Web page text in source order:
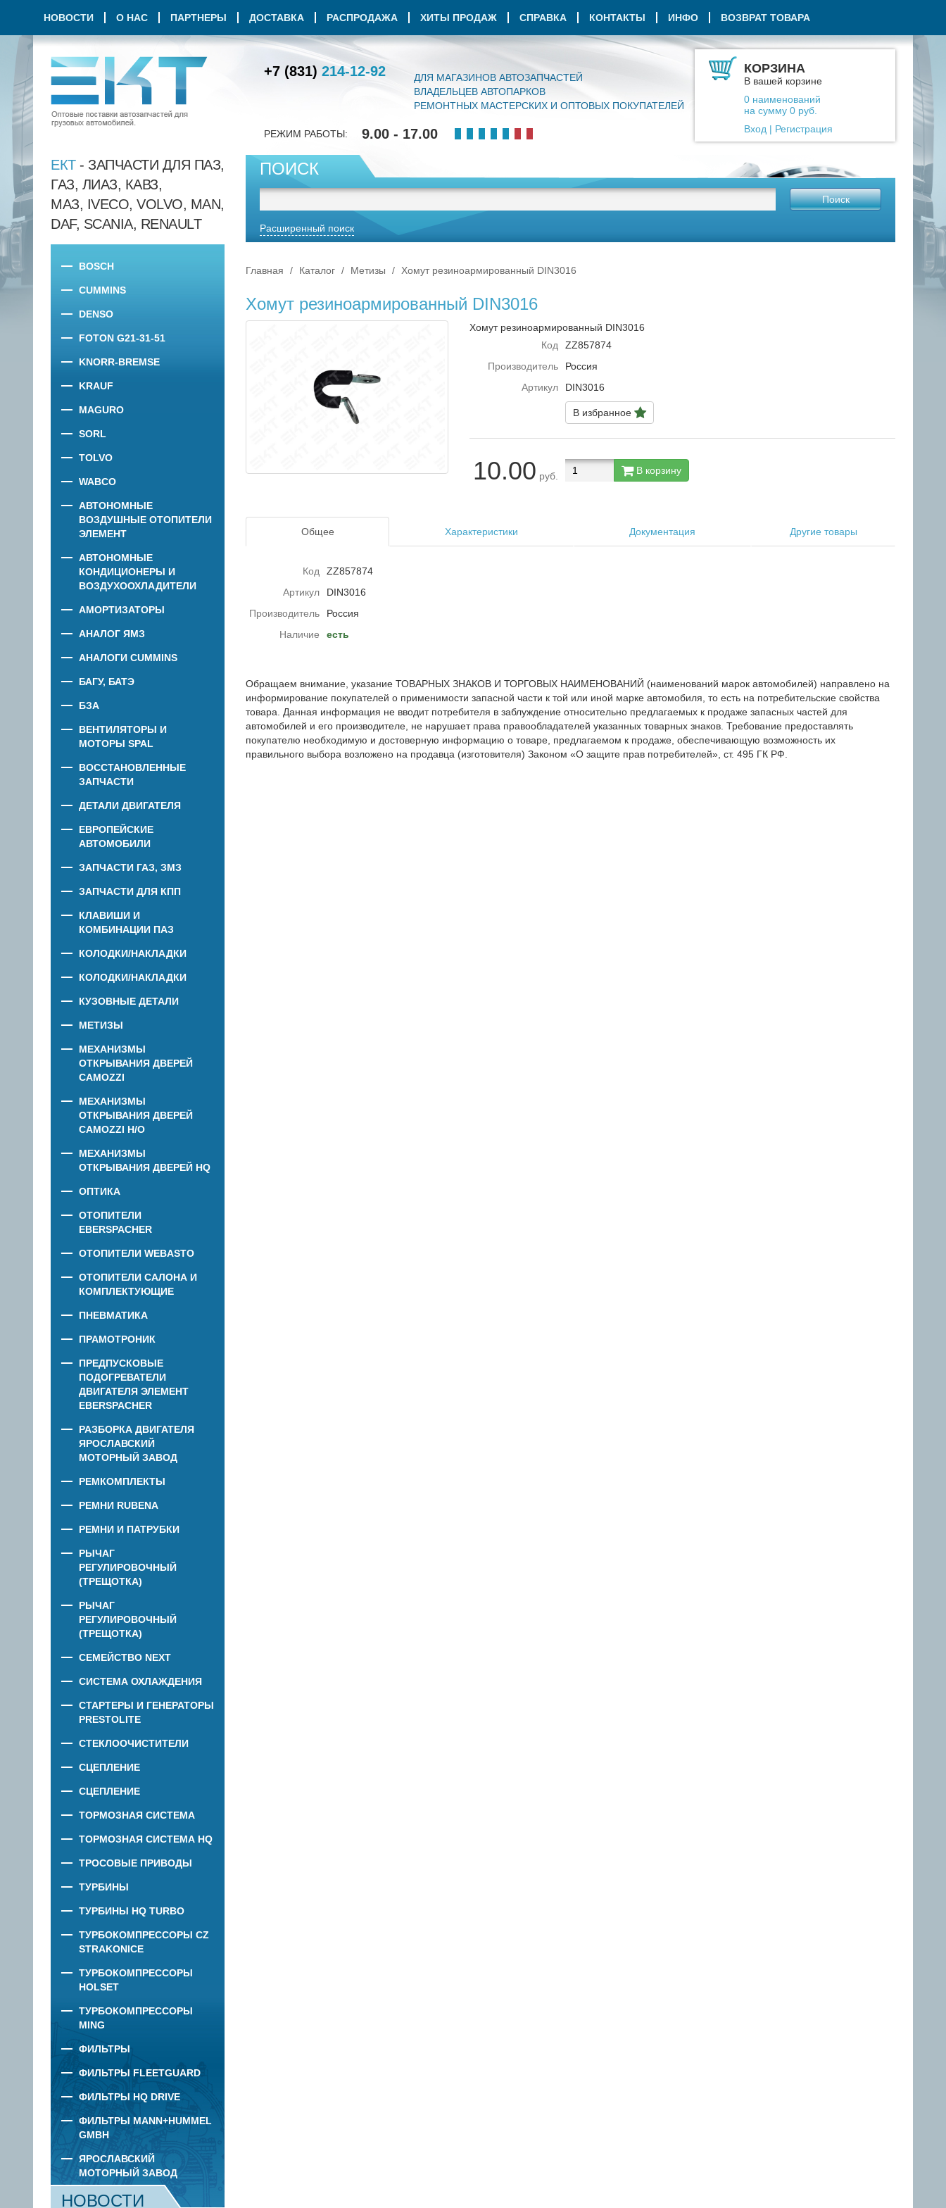
КОРЗИНА
В вашей корзине
0 наименований
на сумму 0 руб.
Вход | Регистрация
НОВОСТИ О НАС ПАРТНЕРЫ ДОСТАВКА РАСПРОДАЖА ХИТЫ ПРОДАЖ СПРАВКА КОНТАКТЫ ИНФО ВОЗВРАТ ТОВАРА
+7 (831) 214-12-92
ДЛЯ МАГАЗИНОВ АВТОЗАПЧАСТЕЙ
ВЛАДЕЛЬЦЕВ АВТОПАРКОВ
РЕМОНТНЫХ МАСТЕРСКИХ И ОПТОВЫХ ПОКУПАТЕЛЕЙ
РЕЖИМ РАБОТЫ:
9.00 - 17.00
ЕКТ- ЗАПЧАСТИ ДЛЯ ПАЗ,
ГАЗ, ЛИАЗ, КАВЗ,
МАЗ, IVECO, VOLVO, MAN,
DAF, SCANIA, RENAULT
BOSCH
CUMMINS
DENSO
FOTON G21-31-51
KNORR-BREMSE
KRAUF
MAGURO
SORL
TOLVO
WABCO
АВТОНОМНЫЕ
ВОЗДУШНЫЕ ОТОПИТЕЛИ
ЭЛЕМЕНТ
АВТОНОМНЫЕ
КОНДИЦИОНЕРЫ И
ВОЗДУХООХЛАДИТЕЛИ
АМОРТИЗАТОРЫ
АНАЛОГ ЯМЗ
АНАЛОГИ CUMMINS
БАГУ, БАТЭ
БЗА
ВЕНТИЛЯТОРЫ И
МОТОРЫ SPAL
ВОССТАНОВЛЕННЫЕ
ЗАПЧАСТИ
ДЕТАЛИ ДВИГАТЕЛЯ
ЕВРОПЕЙСКИЕ
АВТОМОБИЛИ
ЗАПЧАСТИ ГАЗ, ЗМЗ
ЗАПЧАСТИ ДЛЯ КПП
КЛАВИШИ И
КОМБИНАЦИИ ПАЗ
КОЛОДКИ/НАКЛАДКИ
КОЛОДКИ/НАКЛАДКИ
КУЗОВНЫЕ ДЕТАЛИ
МЕТИЗЫ
МЕХАНИЗМЫ
ОТКРЫВАНИЯ ДВЕРЕЙ
CAMOZZI
МЕХАНИЗМЫ
ОТКРЫВАНИЯ ДВЕРЕЙ
CAMOZZI Н/О
МЕХАНИЗМЫ
ОТКРЫВАНИЯ ДВЕРЕЙ HQ
ОПТИКА
ОТОПИТЕЛИ
EBERSPACHER
ОТОПИТЕЛИ WEBASTO
ОТОПИТЕЛИ САЛОНА И
КОМПЛЕКТУЮЩИЕ
ПНЕВМАТИКА
ПРАМОТРОНИК
ПРЕДПУСКОВЫЕ
ПОДОГРЕВАТЕЛИ
ДВИГАТЕЛЯ ЭЛЕМЕНТ
EBERSPACHER
РАЗБОРКА ДВИГАТЕЛЯ
ЯРОСЛАВСКИЙ
МОТОРНЫЙ ЗАВОД
РЕМКОМПЛЕКТЫ
РЕМНИ RUBENA
РЕМНИ И ПАТРУБКИ
РЫЧАГ
РЕГУЛИРОВОЧНЫЙ
(ТРЕЩОТКА)
РЫЧАГ
РЕГУЛИРОВОЧНЫЙ
(ТРЕЩОТКА)
СЕМЕЙСТВО NEXT
СИСТЕМА ОХЛАЖДЕНИЯ
СТАРТЕРЫ И ГЕНЕРАТОРЫ
PRESTOLITE
СТЕКЛООЧИСТИТЕЛИ
СЦЕПЛЕНИЕ
СЦЕПЛЕНИЕ
ТОРМОЗНАЯ СИСТЕМА
ТОРМОЗНАЯ СИСТЕМА HQ
ТРОСОВЫЕ ПРИВОДЫ
ТУРБИНЫ
ТУРБИНЫ HQ TURBO
ТУРБОКОМПРЕССОРЫ CZ
STRAKONICE
ТУРБОКОМПРЕССОРЫ
HOLSET
ТУРБОКОМПРЕССОРЫ
MING
ФИЛЬТРЫ
ФИЛЬТРЫ FLEETGUARD
ФИЛЬТРЫ HQ DRIVE
ФИЛЬТРЫ MANN+HUMMEL
GMBH
ЯРОСЛАВСКИЙ
МОТОРНЫЙ ЗАВОД
НОВОСТИ
ПОИСК
Поиск
Расширенный поиск
Главная Каталог Метизы Хомут резиноармированный DIN3016
Хомут резиноармированный DIN3016
Хомут резиноармированный DIN3016
Код
ZZ857874
Производитель
Россия
Артикул
DIN3016
В избранное
10.00 руб. В корзину
Общее Характеристики Документация Другие товары
Код
ZZ857874
Артикул
DIN3016
Производитель
Россия
Наличие
есть
Обращаем внимание, указание ТОВАРНЫХ ЗНАКОВ И ТОРГОВЫХ НАИМЕНОВАНИЙ (наименований марок автомобилей) направлено на
информирование покупателей о применимости запасной части к той или иной марке автомобиля, то есть на потребительские свойства
товара. Данная информация не вводит потребителя в заблуждение относительно предлагаемых к продаже запасных частей для
автомобилей и его производителе, не нарушает права правообладателей указанных товарных знаков. Требование предоставлять
покупателю необходимую и достоверную информацию о товаре, предлагаемом к продаже, обеспечивающую возможность их
правильного выбора возложено на продавца (изготовителя) Законом «О защите прав потребителей», ст. 495 ГК РФ.